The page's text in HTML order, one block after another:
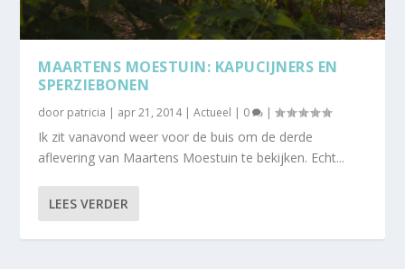
MAARTENS MOESTUIN: KAPUCIJNERS EN
SPERZIEBONEN
door patricia | apr 21, 2014|Actueel | 0 |
Ik zit vanavond weer voor de buis om de derde
aflevering van Maartens Moestuin te bekijken. Echt...
LEES VERDER